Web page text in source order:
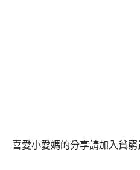
喜愛小愛媽的分享請加入貧